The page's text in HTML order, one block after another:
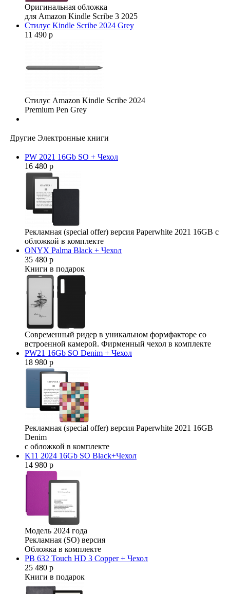
Оригинальная обложка
для Amazon Kindle Scribe 3 2025
Стилус Kindle Scribe 2024 Grey
11 490 р
Стилус Amazon Kindle Scribe 2024
Premium Pen Grey
Другие Электронные книги
PW 2021 16Gb SO + Чехол
16 480 р
Рекламная (special offer) версия Paperwhite 2021 16GB с
обложкой в комплекте
ONYX Palma Black + Чехол
35 480 р
Книги в подарок
Современный ридер в уникальном формфакторе со
встроенной камерой. Фирменный чехол в комплекте
PW21 16Gb SO Denim + Чехол
18 980 р
Рекламная (special offer) версия Paperwhite 2021 16GB
Denim
с обложкой в комплекте
K11 2024 16Gb SO Black+Чехол
14 980 р
Модель 2024 года
Рекламная (SO) версия
Обложка в комплекте
PB 632 Touch HD 3 Copper + Чехол
25 480 р
Книги в подарок